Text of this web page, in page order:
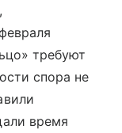
требуют
спора не
время